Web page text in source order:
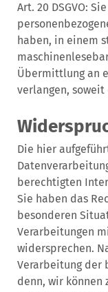
Art. 20 DSGVO:
haben, in einem
Übermittlung an
verlangen,
Die hier
berechtigten
Sie haben das
besonderen
Verarbeitungen
widersprechen.
Verarbeitung der
denn, wir können